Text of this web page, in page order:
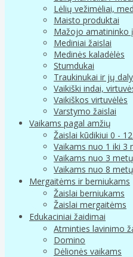
Lėlių vežimėliai,
Maisto produktai
Mažojo amatininko
Mediniai žaislai
Medinės kaladėlės
Stumdukai
Traukinukai ir jų
Vaikiški indai,
Vaikiškos virtuvėlės
Varstymo žaislai
Vaikams pagal amžių
Žaislai kūdikiui 0 -
Vaikams nuo 1 iki 3
Vaikams nuo 3
Vaikams nuo 8 metų
Mergaitėms ir berniukams
Žaislai berniukams
Žaislai mergaitėms
Edukaciniai žaidimai
Atminties lavinimo
Domino
Dėlionės vaikams